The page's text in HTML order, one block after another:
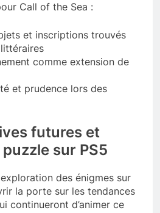
Call of the Sea :
et inscriptions trouvés
comme extension de
et prudence lors des
futures et
sur PS5
des énigmes sur
la porte sur les tendances
continueront d’animer ce